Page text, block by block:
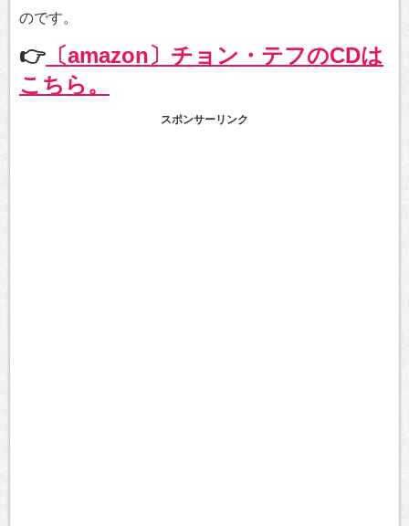
のです。
👉 〔amazon〕チョン・テフのCDは
こちら。
スポンサーリンク